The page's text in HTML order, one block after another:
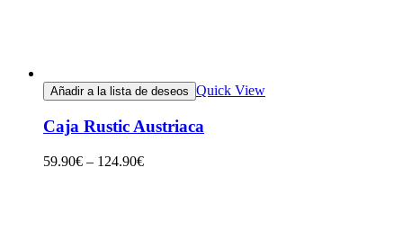
Añadir a la lista de deseos Quick View
Caja Rustic Austriaca
59.90€ – 124.90€